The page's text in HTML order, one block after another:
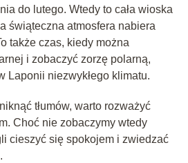
do lutego. Wtedy to cała wioska
świąteczna atmosfera nabiera
także czas, kiedy można
i zobaczyć zorzę polarną,
Laponii niezwykłego klimatu.
tłumów, warto rozważyć
Choć nie zobaczymy wtedy
cieszyć się spokojem i zwiedzać